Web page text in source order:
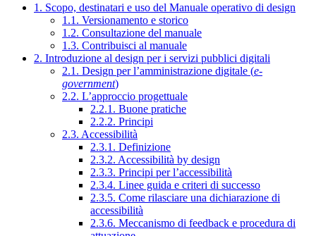
1. Scopo, destinatari e uso del Manuale operativo di design
1.1. Versionamento e storico
1.2. Consultazione del manuale
1.3. Contribuisci al manuale
2. Introduzione al design per i servizi pubblici digitali
2.1. Design per l’amministrazione digitale (e-
government)
2.2. L’approccio progettuale
2.2.1. Buone pratiche
2.2.2. Principi
2.3. Accessibilità
2.3.1. Definizione
2.3.2. Accessibilità by design
2.3.3. Principi per l’accessibilità
2.3.4. Linee guida e criteri di successo
2.3.5. Come rilasciare una dichiarazione di
accessibilità
2.3.6. Meccanismo di feedback e procedura di